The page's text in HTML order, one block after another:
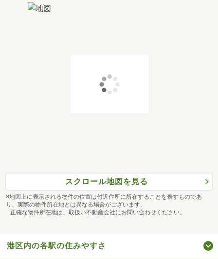
スクロール地図を見る
※地図上に表示される物件の位置は付近住所に所在することを表すものであ
り、実際の物件所在地とは異なる場合がございます。
正確な物件所在地は、取扱い不動産会社にお問い合わせください。
港区内の各駅の住みやすさ